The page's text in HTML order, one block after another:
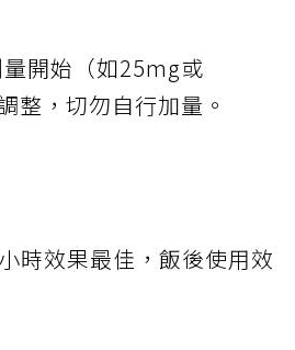
開始（如25mg或
整，切勿自行加量。
時效果最佳，飯後使用效